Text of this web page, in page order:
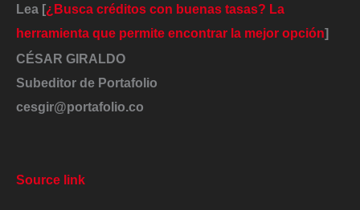
Lea [¿Busca créditos con buenas tasas? La
herramienta que permite encontrar la mejor opción]
CÉSAR GIRALDO
Subeditor de Portafolio
cesgir@portafolio.co
Source link